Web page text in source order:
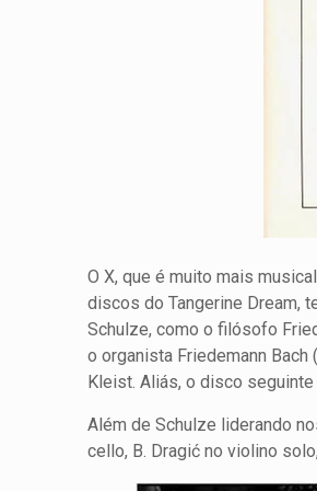
O X, que é muito mais
discos do Tangerine Dream,
Schulze, como o filósofo
o organista Friedemann
Kleist. Aliás, o disco seguinte
Além de Schulze liderando
cello, B. Dragić no violino